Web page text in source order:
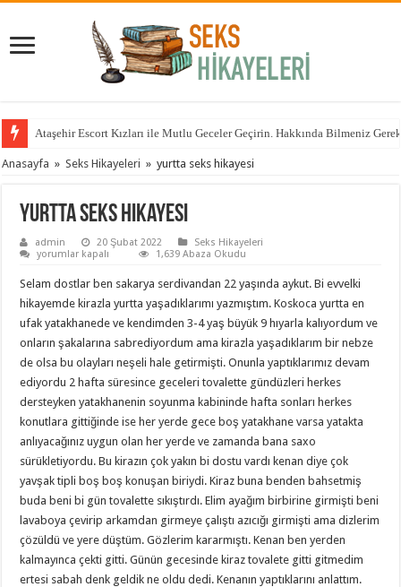
Ataşehir Escort Kızları ile Mutlu Geceler Geçirin. Hakkında Bilmeniz
Anasayfa » Seks Hikayeleri » yurtta seks hikayesi
yurtta seks hikayesi
admin 20 Şubat 2022
Seks Hikayeleri
yurtta
hikayesi
için
yorumlar kapalı 1,639 Abaza Okudu
Selam dostlar ben sakarya serdivandan 22 yaşında aykut. Bi evvelki
hikayemde kirazla yurtta yaşadıklarımı yazmıştım. Koskoca yurtta en
ufak yatakhanede ve kendimden 3-4 yaş büyük 9 hıyarla kalıyordum ve
onların şakalarına sabrediyordum ama kirazla yaşadıklarım bir nebze
de olsa bu olayları neşeli hale getirmişti. Onunla yaptıklarımız devam
ediyordu 2 hafta süresince geceleri tovalette gündüzleri herkes
dersteyken yatakhanenin soyunma kabininde hafta sonları herkes
konutlara gittiğinde ise her yerde gece boş yatakhane varsa yatakta
anlıyacağınız uygun olan her yerde ve zamanda bana saxo
sürükletiyordu. Bu kirazın çok yakın bi dostu vardı kenan diye çok
yavşak tipli boş boş konuşan biriydi. Kiraz buna benden bahsetmiş
buda beni bi gün tovalette sıkıştırdı. Elim ayağım birbirine girmişti beni
lavaboya çevirip arkamdan girmeye çalıştı azıcığı girmişti ama dizlerim
çözüldü ve yere düştüm. Gözlerim kararmıştı. Kenan ben yerden
kalmayınca çekti gitti. Günün gecesinde kiraz tovalete gitti gitmedim
ertesi sabah denk geldik ne oldu dedi. Kenanın yaptıklarını anlattım.